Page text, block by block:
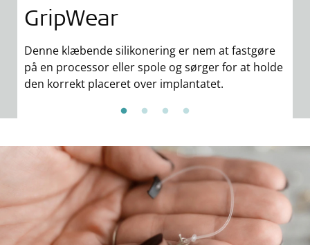
GripWear
Denne klæbende silikonering er nem at fastgøre
på en processor eller spole og sørger for at holde
den korrekt placeret over implantatet.